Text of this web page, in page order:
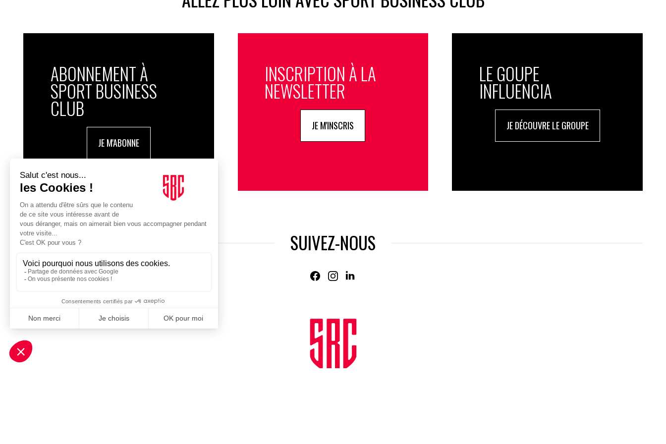
ABONNEMENT À
SPORT BUSINESS
CLUB
JE M'ABONNE
INSCRIPTION À LA
NEWSLETTER
JE M'INSCRIS
LE GOUPE
INFLUENCIA
JE DÉCOUVRE LE GROUPE
SUIVEZ-NOUS